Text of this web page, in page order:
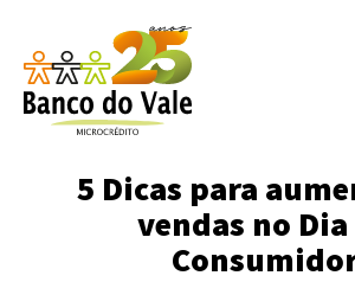
5 Dicas para
vendas no